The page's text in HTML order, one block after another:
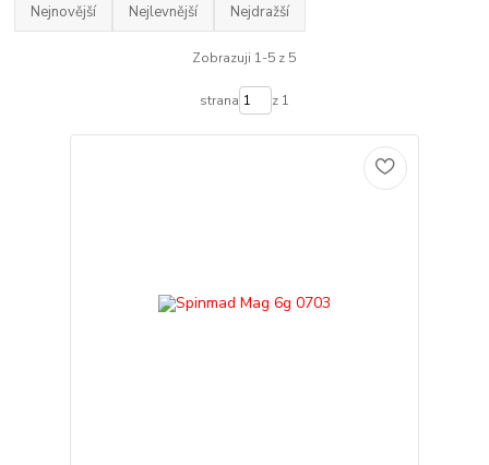
Nejnovější Nejlevnější Nejdražší
Zobrazuji 1-5 z 5
strana z 1